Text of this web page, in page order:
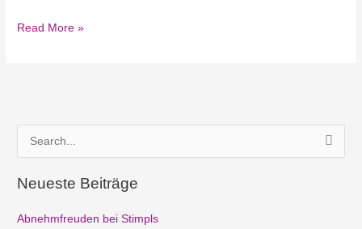
Abnehmfreuden
Read More »
u
c
e
Neueste Beiträge
Abnehmfreuden bei Stimpls